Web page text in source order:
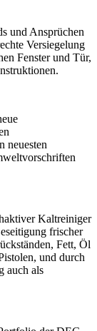
und Ansprüchen
Versiegelung
Fenster und Tür,
neuesten
Kaltreiniger
frischer
Fett, Öl
und durch
auch als